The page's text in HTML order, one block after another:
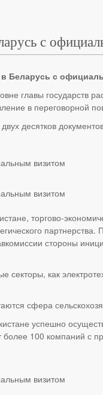
с
Беларусь с
главы государств
в переговорной
десятков
торгово-
стороны
как
сфера
успешно
100 компаний с